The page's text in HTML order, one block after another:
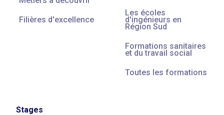
Filières d'excellence
Les écoles
d'ingénieurs en
Région Sud
Formations sanitaires
et du travail social
Toutes les formations
Stages